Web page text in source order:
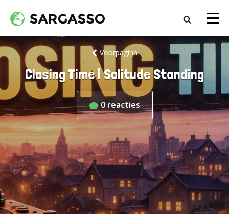
Voorpagina
Closing Time | Solitude Standing
0 reacties